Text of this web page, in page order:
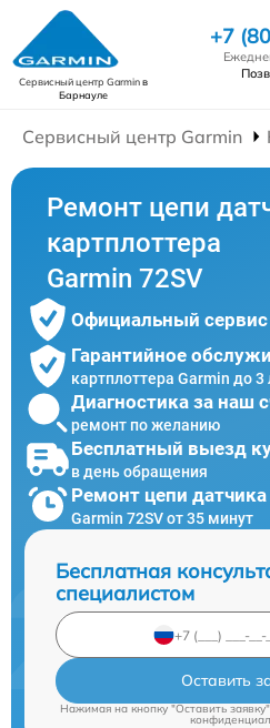
Сервисный центр Garminв
Барнауле
+7
Сервисный центр Garmin
Ремонт цепи
картплоттера
Garmin 72SV
Официальный сервис
Гарантийное
картплоттера Garmin до 3
Диагностика за наш
ремонт по желанию
Бесплатный выезд
в день обращения
Ремонт цепи
Garmin 72SV от 35 минут
Бесплатная
специалистом
Оставить
Нажимая на кнопку "Оставить